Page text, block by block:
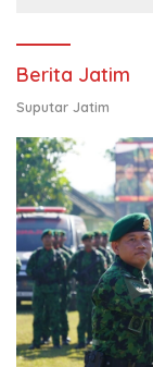
Berita Jatim
Suputar Jatim